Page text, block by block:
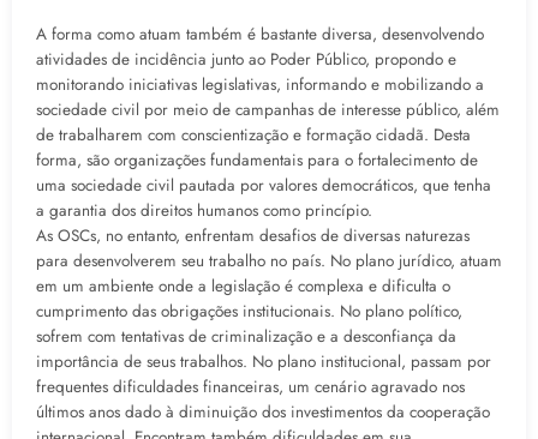
A forma como atuam também é bastante diversa, desenvolvendo
atividades de incidência junto ao Poder Público, propondo e
monitorando iniciativas legislativas, informando e mobilizando a
sociedade civil por meio de campanhas de interesse público, além
de trabalharem com conscientização e formação cidadã. Desta
forma, são organizações fundamentais para o fortalecimento de
uma sociedade civil pautada por valores democráticos, que tenha
a garantia dos direitos humanos como princípio.
As OSCs, no entanto, enfrentam desafios de diversas naturezas
para desenvolverem seu trabalho no país. No plano jurídico, atuam
em um ambiente onde a legislação é complexa e dificulta o
cumprimento das obrigações institucionais. No plano político,
sofrem com tentativas de criminalização e a desconfiança da
importância de seus trabalhos. No plano institucional, passam por
frequentes dificuldades financeiras, um cenário agravado nos
últimos anos dado à diminuição dos investimentos da cooperação